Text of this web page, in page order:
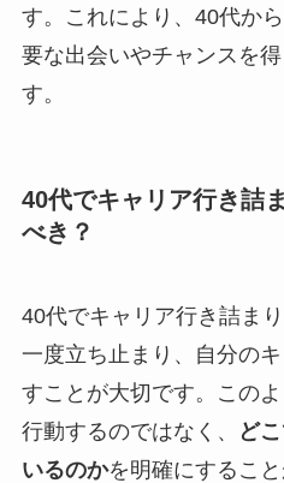
す。これにより、40代か
要な出会いやチャンスを
す。
40代でキャリア行き詰
べき？
40代でキャリア行き詰ま
一度立ち止まり、自分の
すことが大切です。この
行動するのではなく、
ど
いるのかを明確にすること